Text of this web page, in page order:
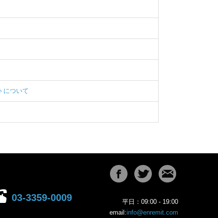
について
03-3359-0009
平日：09:00 - 19:00
email:info@enremit.com